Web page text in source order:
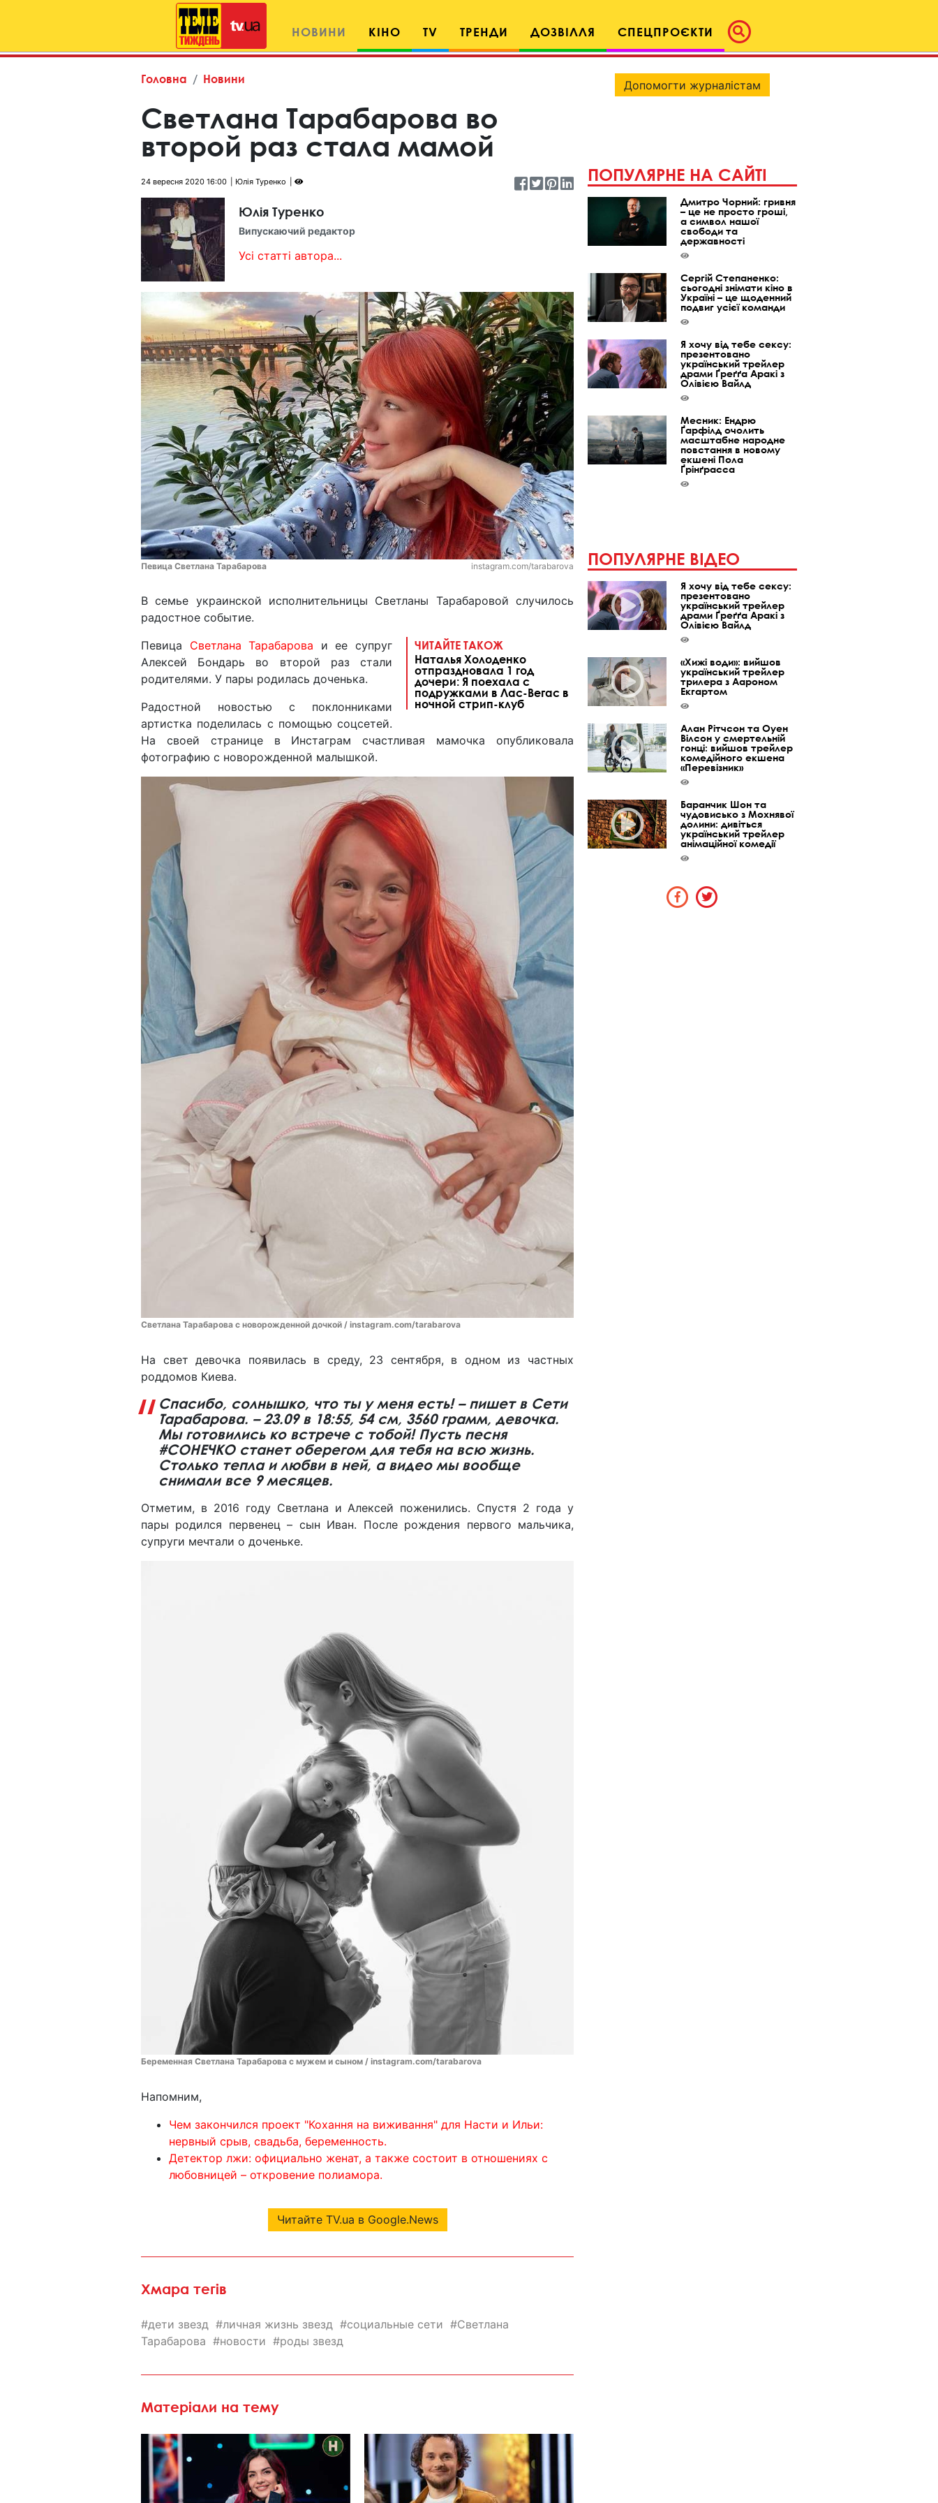
НОВИНИ КІНО TV ТРЕНДИ ДОЗВІЛЛЯ СПЕЦПРОЄКТИ
Головна Новини
Светлана Тарабарова во
второй раз стала мамой
24 вересня 2020 16:00 Юлія Туренко
Юлія Туренко
Випускаючий редактор
Усі статті автора...
Певица Светлана Тарабарова instagram.com/tarabarova
В семье украинской исполнительницы Светланы Тарабаровой случилось
радостное событие.
ЧИТАЙТЕ ТАКОЖ
Наталья Холоденко
отпраздновала 1 год
дочери: Я поехала с
подружками в Лас-Вегас в
ночной стрип-клуб
Певица Светлана Тарабарова и ее супруг
Алексей Бондарь во второй раз стали
родителями. У пары родилась доченька.
Радостной новостью с поклонниками
артистка поделилась с помощью соцсетей.
На своей странице в Инстаграм счастливая мамочка опубликовала
фотографию с новорожденной малышкой.
Светлана Тарабарова с новорожденной дочкой / instagram.com/tarabarova
На свет девочка появилась в среду, 23 сентября, в одном из частных
роддомов Киева.
Спасибо, солнышко, что ты у меня есть! – пишет в Сети
Тарабарова. – 23.09 в 18:55, 54 см, 3560 грамм, девочка.
Мы готовились ко встрече с тобой! Пусть песня
#СОНЕЧКО станет оберегом для тебя на всю жизнь.
Столько тепла и любви в ней, а видео мы вообще
снимали все 9 месяцев.
Отметим, в 2016 году Светлана и Алексей поженились. Спустя 2 года у
пары родился первенец – сын Иван. После рождения первого мальчика,
супруги мечтали о доченьке.
Беременная Светлана Тарабарова с мужем и сыном / instagram.com/tarabarova
Напомним,
Чем закончился проект "Кохання на виживання" для Насти и Ильи:
нервный срыв, свадьба, беременность.
Детектор лжи: официально женат, а также состоит в отношениях с
любовницей – откровение полиамора.
Читайте TV.ua в Google.News
Хмара тегів
дети звезд личная жизнь звезд социальные сети
Светлана
Тарабарова
новости роды звезд
Матеріали на тему
Допомогти журналістам
ПОПУЛЯРНЕ НА САЙТІ
Дмитро Чорний: гривня
– це не просто гроші,
а символ нашої
свободи та
державності
Сергій Степаненко:
сьогодні знімати кіно в
Україні – це щоденний
подвиг усієї команди
Я хочу від тебе сексу:
презентовано
український трейлер
драми Ґреґґа Аракі з
Олівією Вайлд
Месник: Ендрю
Ґарфілд очолить
масштабне народне
повстання в новому
екшені Пола
Ґрінґрасса
ПОПУЛЯРНЕ ВІДЕО
Я хочу від тебе сексу:
презентовано
український трейлер
драми Ґреґґа Аракі з
Олівією Вайлд
«Хижі води»: вийшов
український трейлер
трилера з Аароном
Екгартом
Алан Рітчсон та Оуен
Вілсон у смертельній
гонці: вийшов трейлер
комедійного екшена
«Перевізник»
Баранчик Шон та
чудовисько з Мохнявої
долини: дивіться
український трейлер
анімаційної комедії